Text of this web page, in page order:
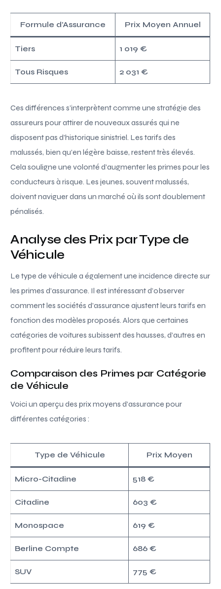
Formule d’Assurance Prix Moyen Annuel
Tiers 1 019 €
Tous Risques 2 031 €
Ces différences s’interprètent comme une stratégie des
assureurs pour attirer de nouveaux assurés qui ne
disposent pas d’historique sinistriel. Les tarifs des
malussés, bien qu’en légère baisse, restent très élevés.
Cela souligne une volonté d’augmenter les primes pour les
conducteurs à risque. Les jeunes, souvent malussés,
doivent naviguer dans un marché où ils sont doublement
pénalisés.
Analyse des Prix par Type de
Véhicule
Le type de véhicule a également une incidence directe sur
les primes d’assurance. Il est intéressant d’observer
comment les sociétés d’assurance ajustent leurs tarifs en
fonction des modèles proposés. Alors que certaines
catégories de voitures subissent des hausses, d’autres en
profitent pour réduire leurs tarifs.
Comparaison des Primes par Catégorie
de Véhicule
Voici un aperçu des prix moyens d’assurance pour
différentes catégories :
Type de Véhicule Prix Moyen
Micro-Citadine 518 €
Citadine 603 €
Monospace 619 €
Berline Compte 686 €
SUV 775 €